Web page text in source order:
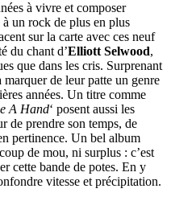
à vivre et composer
un rock de plus en plus
sur la carte avec ces neuf
du chant d’Elliott Selwood,
que dans les cris. Surprenant
de leur patte un genre
années. Un titre comme
A Hand‘ posent aussi les
de prendre son temps, de
pertinence. Un bel album
de mou, ni surplus : c’est
cette bande de potes. En y
vitesse et précipitation.